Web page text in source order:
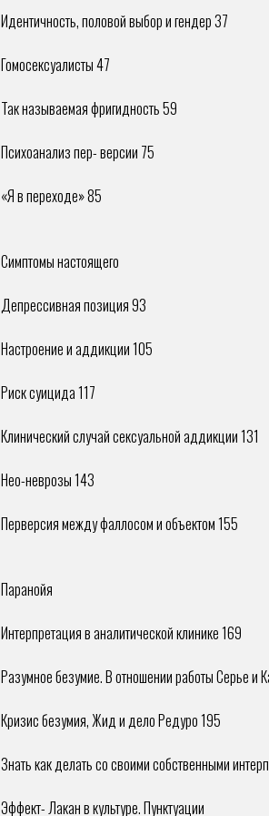
Идентичность, половой выбор и гендер 37
Гомосексуалисты 47
Так называемая фригидность 59
Психоанализ пер- версии 75
«Я в переходе» 85
Симптомы настоящего
Депрессивная позиция 93
Настроение и аддикции 105
Риск суицида 117
Клинический случай сексуальной аддикции 131
Нео-неврозы 143
Перверсия между фаллосом и объектом 155
Паранойя
Интерпретация в аналитической клинике 169
Разумное безумие. В отношении работы Серье и
Кризис безумия, Жид и дело Редуро 195
Знать как делать со своими собственными
Эффект- Лакан в культуре. Пунктуации